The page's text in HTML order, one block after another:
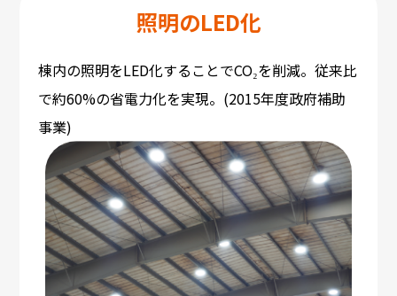
照明のLED化
棟内の照明をLED化することでCO₂を削減。従来比
で約60%の省電力化を実現。(2015年度政府補助
事業)